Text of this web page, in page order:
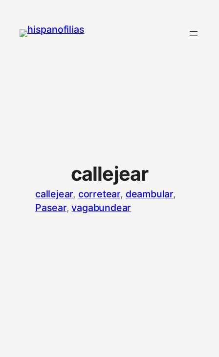
contenido
callejear
callejear, corretear, deambular
Pasear, vagabundear